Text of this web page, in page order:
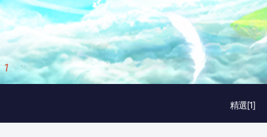
精選[1]
1 / 3